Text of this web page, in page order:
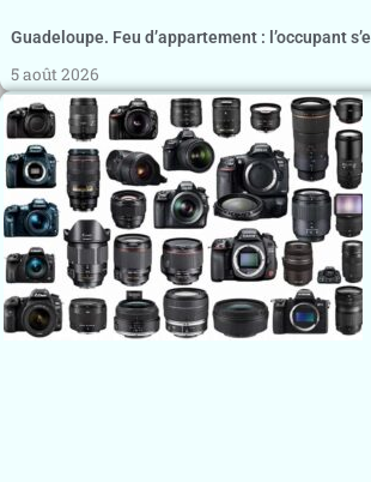
Guadeloupe. Feu d’appartement : l’occupant
5 août 2026